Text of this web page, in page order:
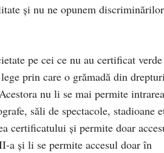
și nu ne opunem
pe cei ce nu au certificat
prin care o grămadă din
nu li se mai permite
săli de spectacole, stadioane
certificatului și permite doar
a și li se permite accesul doar în